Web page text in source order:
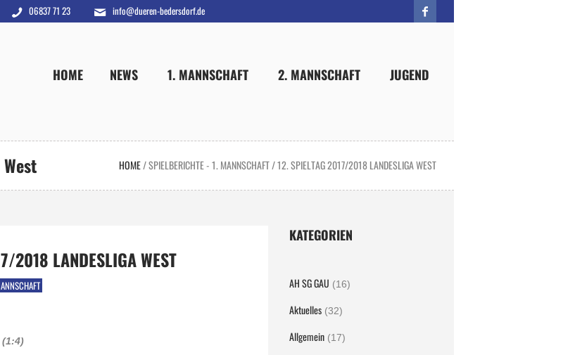
06837 71 23 info@dueren-bedersdorf.de
HOME NEWS 1. MANNSCHAFT 2. MANNSCHAFT JUGEND
HOME/SPIELBERICHTE - 1. MANNSCHAFT/12. SPIELTAG 2017/2018 LANDESLIGA WEST
2018 LANDESLIGA WEST
KATEGORIEN
AH SG GAU (16)
Aktuelles (32)
Allgemein (17)